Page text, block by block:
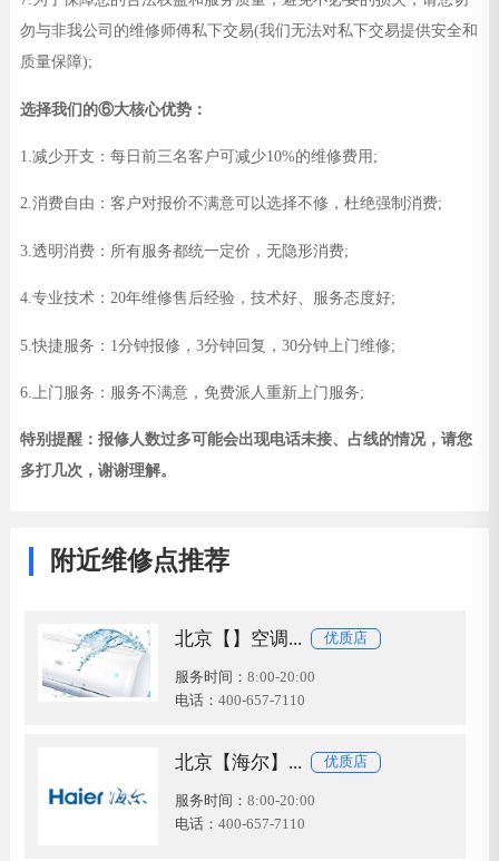
勿与非我公司的维修师傅私下交易(我们无法对私下交易提供安全和
质量保障);
选择我们的⑥大核心优势：
1.减少开支：每日前三名客户可减少10%的维修费用;
2.消费自由：客户对报价不满意可以选择不修，杜绝强制消费;
3.透明消费：所有服务都统一定价，无隐形消费;
4.专业技术：20年维修售后经验，技术好、服务态度好;
5.快捷服务：1分钟报修，3分钟回复，30分钟上门维修;
6.上门服务：服务不满意，免费派人重新上门服务;
特别提醒：报修人数过多可能会出现电话未接、占线的情况，请您
多打几次，谢谢理解。
附近维修点推荐
北京【】空调... 优质店
服务时间： 8:00-20:00
电话： 400-657-7110
北京【海尔】... 优质店
服务时间： 8:00-20:00
电话： 400-657-7110